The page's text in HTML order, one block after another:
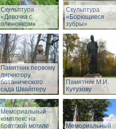
Скульптура
«Девочка с
олененком»
Скульптура
«Борющиеся
зубры»
Памятник первому
директору
ботанического
сада Швайггеру
Памятник М.И.
Кутузову
Мемориальный
комплекс на
братской могиле
Мемориальный